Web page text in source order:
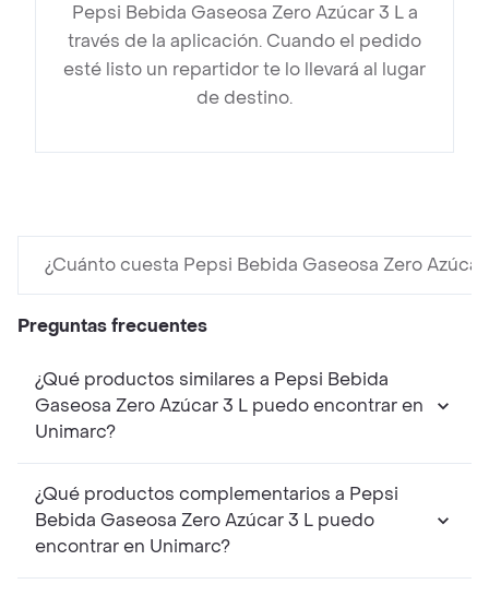
Pepsi Bebida Gaseosa Zero Azúcar 3 L a
través de la aplicación. Cuando el pedido
esté listo un repartidor te lo llevará al lugar
de destino.
¿Cuánto cuesta Pepsi Bebida Gaseosa Zero Azúcar
Preguntas frecuentes
¿Qué productos similares a Pepsi Bebida
Gaseosa Zero Azúcar 3 L puedo encontrar en
Unimarc?
¿Qué productos complementarios a Pepsi
Bebida Gaseosa Zero Azúcar 3 L puedo
encontrar en Unimarc?